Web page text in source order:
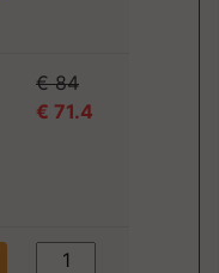
€ 84
€ 71.4